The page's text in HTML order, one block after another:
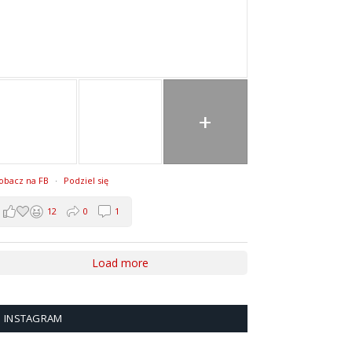
+
na FB · Podziel się
12 0 1
Load more
INSTAGRAM